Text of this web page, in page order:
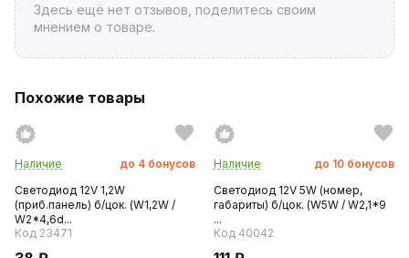
Здесь ещё нет отзывов, поделитесь своим
мнением о товаре.
Похожие товары
Наличие до 4 бонусов
Светодиод 12V 1,2W
(приб.панель) б/цок. (W1,2W /
W2*4,6d...
Код 23471
Наличие до 10 бонусов
Светодиод 12V 5W (номер,
габариты) б/цок. (W5W / W2,1*9
...
Код 40042